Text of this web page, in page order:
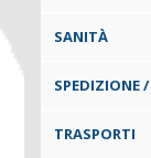
SANITÀ
SPEDIZIONE
TRASPORTI